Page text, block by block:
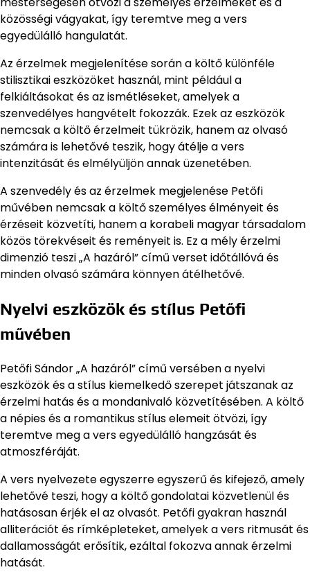
közösségi vágyakat, így teremtve meg a vers
egyedülálló hangulatát.
Az érzelmek megjelenítése során a költő különféle
stilisztikai eszközöket használ, mint például a
felkiáltásokat és az ismétléseket, amelyek a
szenvedélyes hangvételt fokozzák. Ezek az eszközök
nemcsak a költő érzelmeit tükrözik, hanem az olvasó
számára is lehetővé teszik, hogy átélje a vers
intenzitását és elmélyüljön annak üzenetében.
A szenvedély és az érzelmek megjelenése Petőfi
művében nemcsak a költő személyes élményeit és
érzéseit közvetíti, hanem a korabeli magyar társadalom
közös törekvéseit és reményeit is. Ez a mély érzelmi
dimenzió teszi „A hazáról” című verset időtállóvá és
minden olvasó számára könnyen átélhetővé.
Nyelvi eszközök és stílus Petőfi
művében
Petőfi Sándor „A hazáról” című versében a nyelvi
eszközök és a stílus kiemelkedő szerepet játszanak az
érzelmi hatás és a mondanivaló közvetítésében. A költő
a népies és a romantikus stílus elemeit ötvözi, így
teremtve meg a vers egyedülálló hangzását és
atmoszféráját.
A vers nyelvezete egyszerre egyszerű és kifejező, amely
lehetővé teszi, hogy a költő gondolatai közvetlenül és
hatásosan érjék el az olvasót. Petőfi gyakran használ
alliterációt és rímképleteket, amelyek a vers ritmusát és
dallamosságát erősítik, ezáltal fokozva annak érzelmi
hatását.